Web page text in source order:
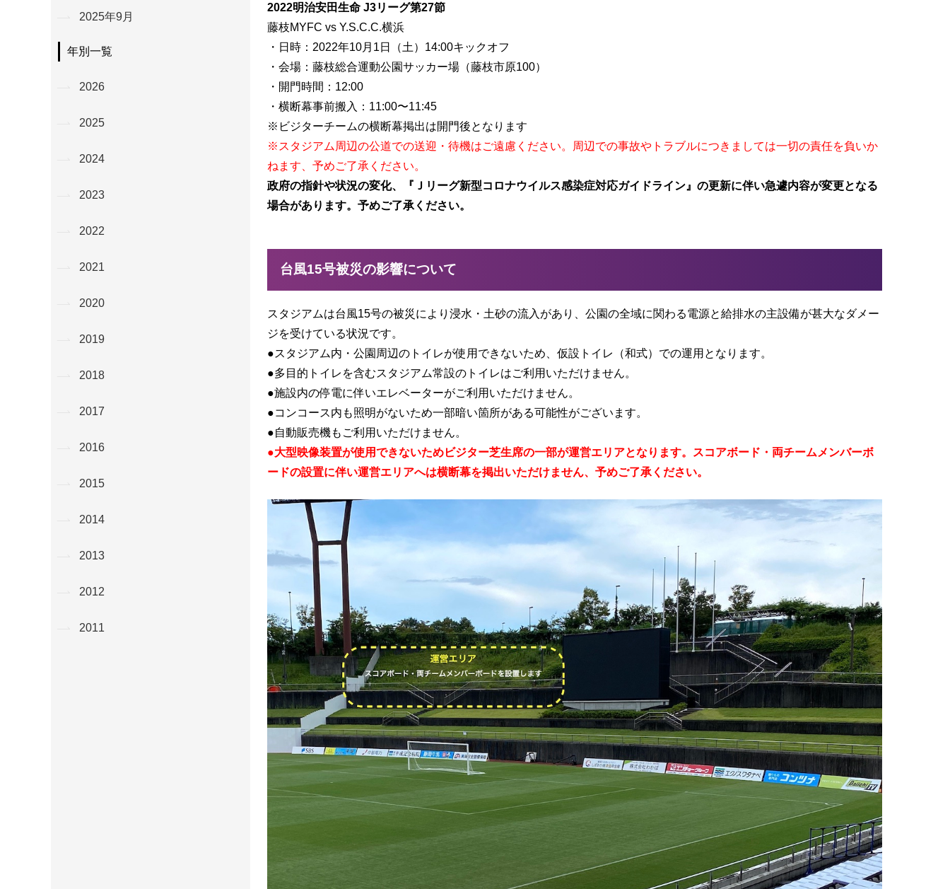
2022明治安田生命 J3リーグ第27節
藤枝MYFC vs Y.S.C.C.横浜
・日時：2022年10月1日（土）14:00キックオフ
・会場：藤枝総合運動公園サッカー場（藤枝市原100）
・開門時間：12:00
・横断幕事前搬入：11:00〜11:45
※ビジターチームの横断幕掲出は開門後となります
※スタジアム周辺の公道での送迎・待機はご遠慮ください。周辺での事故やトラブルにつきましては一切の責任を負いか
ねます、予めご了承ください。
政府の指針や状況の変化、『Ｊリーグ新型コロナウイルス感染症対応ガイドライン』の更新に伴い急遽内容が変更となる
場合があります。予めご了承ください。
台風15号被災の影響について
スタジアムは台風15号の被災により浸水・土砂の流入があり、公園の全域に関わる電源と給排水の主設備が甚大なダメー
ジを受けている状況です。
●スタジアム内・公園周辺のトイレが使用できないため、仮設トイレ（和式）での運用となります。
●多目的トイレを含むスタジアム常設のトイレはご利用いただけません。
●施設内の停電に伴いエレベーターがご利用いただけません。
●コンコース内も照明がないため一部暗い箇所がある可能性がございます。
●自動販売機もご利用いただけません。
●大型映像装置が使用できないためビジター芝生席の一部が運営エリアとなります。スコアボード・両チームメンバーボ
ードの設置に伴い運営エリアへは横断幕を掲出いただけません、予めご了承ください。
2025年9月
年別一覧
2026
2025
2024
2023
2022
2021
2020
2019
2018
2017
2016
2015
2014
2013
2012
2011